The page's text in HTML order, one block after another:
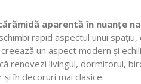
aparentă în nuanțe
rapid aspectul unui
un aspect modern și
renovezi livingul, dormitorul,
în decoruri mai clasice.